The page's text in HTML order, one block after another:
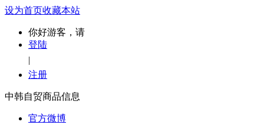
设为首页收藏本站
你好游客，请
登陆
|
注册
中韩自贸商品信息
官方微博